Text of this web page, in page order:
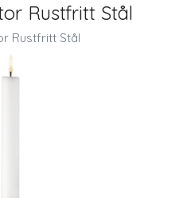
Rustfritt Stål
Rustfritt Stål